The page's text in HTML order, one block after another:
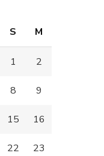
S M
1 2
8 9
15 16
22 23